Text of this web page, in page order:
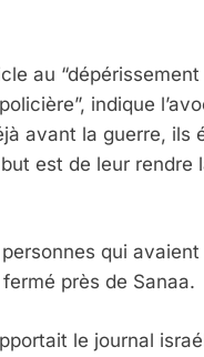
au “dépérissement
indique
avant la guerre, ils
est de leur rendre
qui avaient
près de Sanaa.
le journal
D’ADL